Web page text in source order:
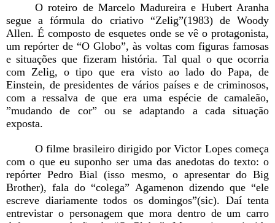
O roteiro de Marcelo Madureira e Hubert Aranha
segue a fórmula do criativo “Zelig”(1983) de Woody
Allen. É composto de esquetes onde se vê o protagonista,
um repórter de “O Globo”, às voltas com figuras famosas
e situações que fizeram história. Tal qual o que ocorria
com Zelig, o tipo que era visto ao lado do Papa, de
Einstein, de presidentes de vários países e de criminosos,
com a ressalva de que era uma espécie de camaleão,
”mudando de cor” ou se adaptando a cada situação
exposta.
O filme brasileiro dirigido por Victor Lopes começa
com o que eu suponho ser uma das anedotas do texto: o
repórter Pedro Bial (isso mesmo, o apresentar do Big
Brother), fala do “colega” Agamenon dizendo que “ele
escreve diariamente todos os domingos”(sic). Daí tenta
entrevistar o personagem que mora dentro de um carro